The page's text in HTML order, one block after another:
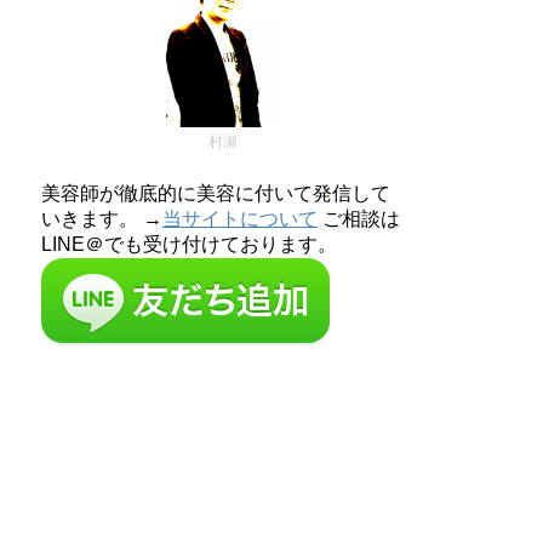
村瀬
美容師が徹底的に美容に付いて発信して
いきます。 → 当サイトについて ご相談は
LINE＠でも受け付けております。